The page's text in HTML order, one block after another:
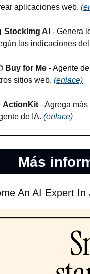
aplicaciones web.
StockImg AI - Genera
las indicaciones
Buy for Me - Agente
sitios web. (enlace)
ActionKit - Agrega
de IA. (enlace)
Más
An AI Expert In